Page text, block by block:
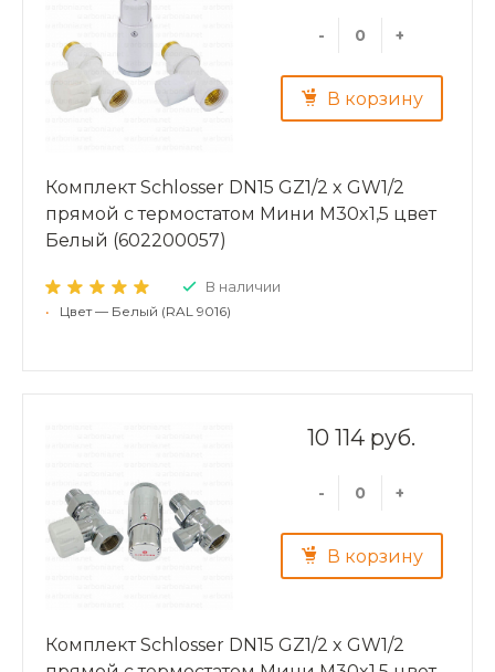
- +
В корзину
Комплект Schlosser DN15 GZ1/2 x GW1/2
прямой с термостатом Мини M30x1,5 цвет
Белый (602200057)
В наличии
• Цвет — Белый (RAL 9016)
10 114 руб.
- +
В корзину
Комплект Schlosser DN15 GZ1/2 x GW1/2